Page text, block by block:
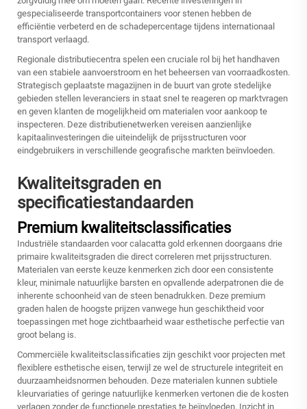
gespecialiseerde transportcontainers voor stenen hebben de
efficiëntie verbeterd en de schadepercentage tijdens internationaal
transport verlaagd.
Regionale distributiecentra spelen een cruciale rol bij het handhaven
van een stabiele aanvoerstroom en het beheersen van voorraadkosten.
Strategisch geplaatste magazijnen in de buurt van grote stedelijke
gebieden stellen leveranciers in staat snel te reageren op marktvragen
en geven klanten de mogelijkheid om materialen voor aankoop te
inspecteren. Deze distributienetwerken vereisen aanzienlijke
kapitaalinvesteringen die uiteindelijk de prijsstructuren voor
eindgebruikers in verschillende geografische markten beïnvloeden.
Kwaliteitsgraden en
specificatiestandaarden
Premium kwaliteitsclassificaties
Industriële standaarden voorcalacatta gold erkennen doorgaans drie
primaire kwaliteitsgraden die direct correleren met prijsstructuren.
Materialen van eerste keuze kenmerken zich door een consistente
kleur, minimale natuurlijke barsten en opvallende aderpatronen die de
inherente schoonheid van de steen benadrukken. Deze premium
graden halen de hoogste prijzen vanwege hun geschiktheid voor
toepassingen met hoge zichtbaarheid waar esthetische perfectie van
groot belang is.
Commerciële kwaliteitsclassificaties zijn geschikt voor projecten met
flexiblere esthetische eisen, terwijl ze wel de structurele integriteit en
duurzaamheidsnormen behouden. Deze materialen kunnen subtiele
kleurvariaties of geringe natuurlijke kenmerken vertonen die de kosten
verlagen zonder de functionele prestaties te beïnvloeden. Inzicht in